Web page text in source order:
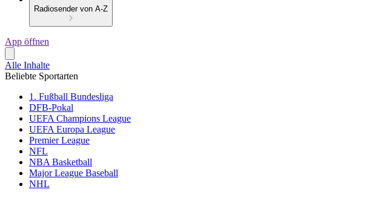
Radiosender von A-Z
App öffnen
Alle Inhalte
Beliebte Sportarten
1. Fußball Bundesliga
DFB-Pokal
UEFA Champions League
UEFA Europa League
Premier League
NFL
NBA Basketball
Major League Baseball
NHL